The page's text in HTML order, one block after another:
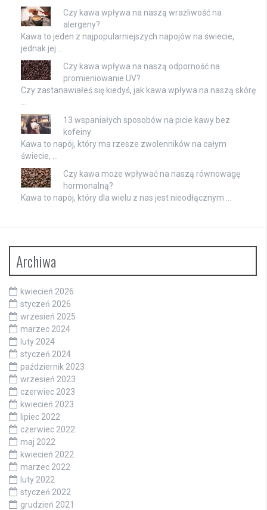
Czy kawa wpływa na naszą wrażliwość na
alergeny?
Kawa to jeden z najpopularniejszych napojów na świecie,
jednak jej …
Czy kawa wpływa na naszą odporność na
promieniowanie UV?
Czy zastanawiałeś się kiedyś, jak kawa wpływa na naszą skórę
13 wspaniałych sposobów na picie kawy bez
kofeiny
Kawa to napój, który ma rzesze zwolenników na całym
świecie, …
Czy kawa może wpływać na naszą równowagę
hormonalną?
Kawa to napój, który dla wielu z nas jest nieodłącznym …
Archiwa
kwiecień 2026
styczeń 2026
wrzesień 2025
marzec 2024
luty 2024
styczeń 2024
październik 2023
wrzesień 2023
czerwiec 2023
kwiecień 2023
lipiec 2022
czerwiec 2022
maj 2022
kwiecień 2022
marzec 2022
luty 2022
styczeń 2022
grudzień 2021